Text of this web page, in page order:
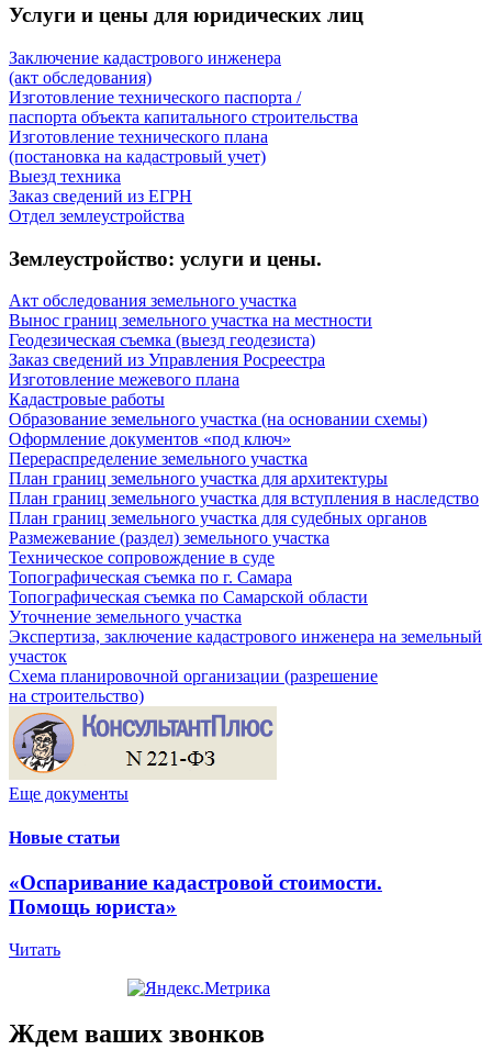
Услуги и цены для юридических лиц
Заключение кадастрового инженера
(акт обследования)
Изготовление технического паспорта /
паспорта объекта капитального строительства
Изготовление технического плана
(постановка на кадастровый учет)
Выезд техника
Заказ сведений из ЕГРН
Отдел землеустройства
Землеустройство: услуги и цены.
Акт обследования земельного участка
Вынос границ земельного участка на местности
Геодезическая съемка (выезд геодезиста)
Заказ сведений из Управления Росреестра
Изготовление межевого плана
Кадастровые работы
Образование земельного участка (на основании схемы)
Оформление документов «под ключ»
Перераспределение земельного участка
План границ земельного участка для архитектуры
План границ земельного участка для вступления в наследство
План границ земельного участка для судебных органов
Размежевание (раздел) земельного участка
Техническое сопровождение в суде
Топографическая съемка по г. Самара
Топографическая съемка по Самарской области
Уточнение земельного участка
Экспертиза, заключение кадастрового инженера на земельный
участок
Схема планировочной организации (разрешение
на строительство)
Еще документы
Новые статьи
«Оспаривание кадастровой стоимости.
Помощь юриста»
Читать
Ждем ваших звонков